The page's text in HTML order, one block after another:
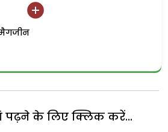
मैगजीन
पढ़ने के लिए क्लिक करें...